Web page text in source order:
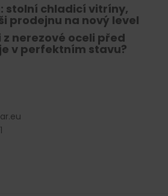
stolní chladicí vitríny,
prodejnu na nový level
nerezové oceli před
v perfektním stavu?